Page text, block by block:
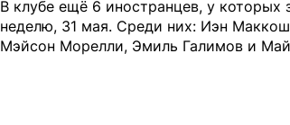
В клубе ещё 6 иностранцев, у которых
неделю, 31 мая. Среди них: Иэн
Мэйсон Морелли, Эмиль Галимов и